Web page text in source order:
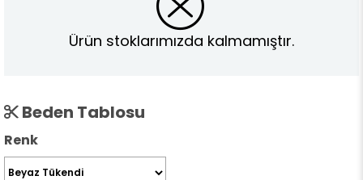
Ürün stoklarımızda kalmamıştır.
Beden Tablosu
Renk